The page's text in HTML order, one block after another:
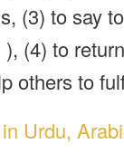
(3) to say
(4) to
others to
Urdu,